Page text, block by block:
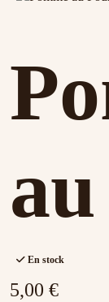
En stock
5,00 €